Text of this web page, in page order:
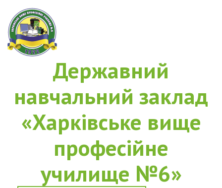
Державний
навчальний заклад
«Харківське вище
професійне
училище №6»